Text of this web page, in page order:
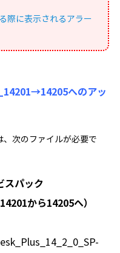
際に表示されるアラー
へのアッ
次のファイルが必要で
スパック
から14205へ）